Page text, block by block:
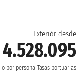
Exteriór desde
por persona Tasas portuarias